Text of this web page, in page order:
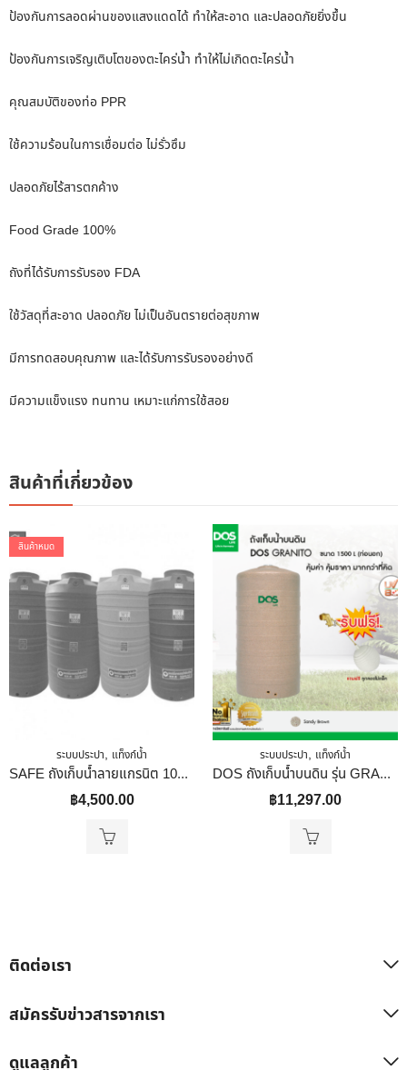
ป้องกันการลอดผ่านของแสงแดดได้ ทำให้สะอาด และปลอดภัยยิ่งขึ้น
ป้องกันการเจริญเติบโตของตะไคร่น้ำ ทำให้ไม่เกิดตะไคร่น้ำ
คุณสมบัติของท่อ PPR
ใช้ความร้อนในการเชื่อมต่อ ไม่รั่วซึม
ปลอดภัยไร้สารตกค้าง
Food Grade 100%
ถังที่ได้รับการรับรอง FDA
ใช้วัสดุที่สะอาด ปลอดภัย ไม่เป็นอันตรายต่อสุขภาพ
มีการทดสอบคุณภาพ และได้รับการรับรองอย่างดี
มีความแข็งแรง ทนทาน เหมาะแก่การใช้สอย
สินค้าที่เกี่ยวข้อง
สินค้าหมด
ระบบประปา, แท็งก์น้ำ
SAFE ถังเก็บน้ำลายแกรนิต 1000 ลิตร สีทราย
฿4,500.00
ระบบประปา, แท็งก์น้ำ
DOS ถังเก็บน้ำบนดิน รุ่น GRANITO ขนาด 1500 ลิตร สี Sandy Brown (SB) /ยังไม่รวมติดตั้ง
฿11,297.00
ติดต่อเรา
สมัครรับข่าวสารจากเรา
ดูแลลูกค้า